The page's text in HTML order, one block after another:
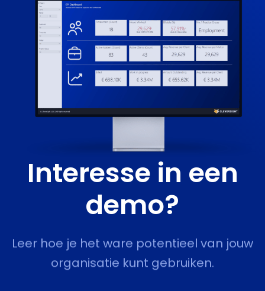
Interesse in een
demo?
Leer hoe je het ware potentieel van jouw
organisatie kunt gebruiken.